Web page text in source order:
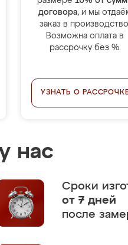
договора, и мы
заказ в
Возможна оплата в
рассрочку без %.
УЗНАТЬ О РАССРОЧКЕ
нас
Сроки
от 7 дней
после